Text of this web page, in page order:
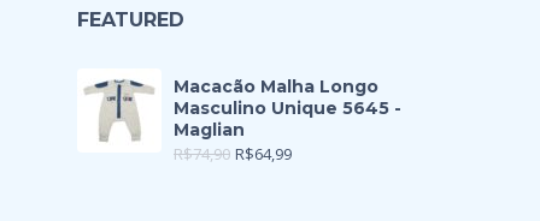
FEATURED
Macacão Malha Longo
Masculino Unique 5645 -
Maglian
R$74,90 R$64,99